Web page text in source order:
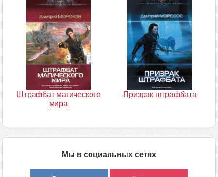
Штрафбат магического
мира
Призрак штрафбата
Мы в социальных сетях